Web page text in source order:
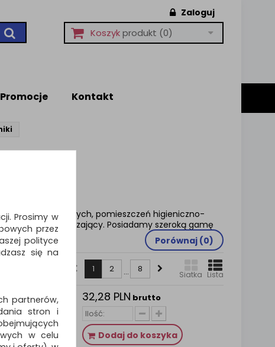
Zaloguj
Koszykprodukt (0)
Promocje Kontakt
toalet publicznych, pomieszczeń higieniczno-
bądź przetwarzający. Posiadamy szeroką gamę
Porównaj (0)
Siatka Lista
1 2 ... 8
2
32,28 PLN brutto
Dodaj do koszyka
Prosimy w
przez
polityce
się na
partnerów,
stron i
w celu